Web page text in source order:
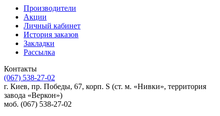
Производители
Акции
Личный кабинет
История заказов
Закладки
Рассылка
Контакты
(067) 538-27-02
г. Киев, пр. Победы, 67, корп. S (ст. м. «Нивки», территория
завода «Веркон»)
моб. (067) 538-27-02